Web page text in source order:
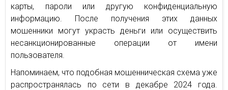
карты, пароли или другую конфиденциальную
информацию. После получения этих данных
мошенники могут украсть деньги или осуществить
несанкционированные операции от имени
пользователя.
Напоминаем, что подобная мошенническая схема уже
распространялась по сети в декабре 2024 года.